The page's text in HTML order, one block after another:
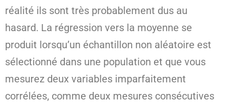
réalité ils sont très probablement dus au
hasard. La régression vers la moyenne se
produit lorsqu’un échantillon non aléatoire est
sélectionné dans une population et que vous
mesurez deux variables imparfaitement
corrélées, comme deux mesures consécutives